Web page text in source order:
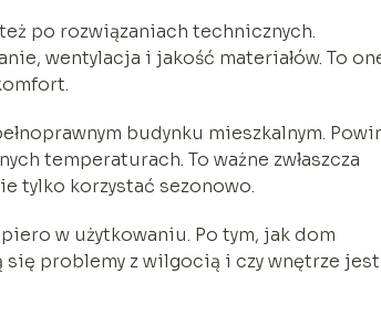
po rozwiązaniach technicznych.
wentylacja i jakość materiałów. To
budynku mieszkalnym.
temperaturach. To ważne zwłaszcza
tylko korzystać sezonowo.
w użytkowaniu. Po tym, jak dom
się problemy z wilgocią i czy wnętrze jest